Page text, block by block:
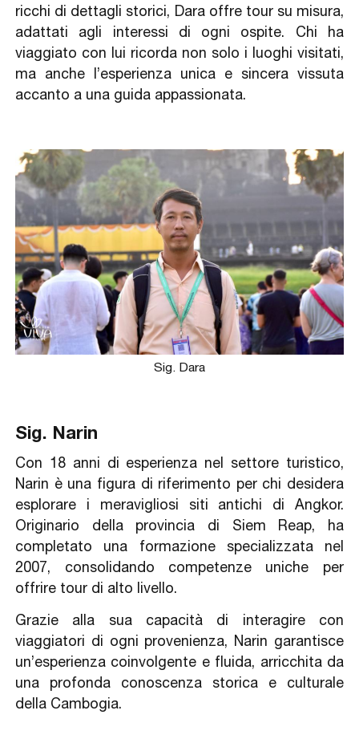
ricchi di dettagli storici, Dara offre tour su misura,
adattati agli interessi di ogni ospite. Chi ha
viaggiato con lui ricorda non solo i luoghi visitati,
ma anche l’esperienza unica e sincera vissuta
accanto a una guida appassionata.
Sig. Dara
Sig. Narin
Con 18 anni di esperienza nel settore turistico,
Narin è una figura di riferimento per chi desidera
esplorare i meravigliosi siti antichi di Angkor.
Originario della provincia di Siem Reap, ha
completato una formazione specializzata nel
2007, consolidando competenze uniche per
offrire tour di alto livello.
Grazie alla sua capacità di interagire con
viaggiatori di ogni provenienza, Narin garantisce
un’esperienza coinvolgente e fluida, arricchita da
una profonda conoscenza storica e culturale
della Cambogia.